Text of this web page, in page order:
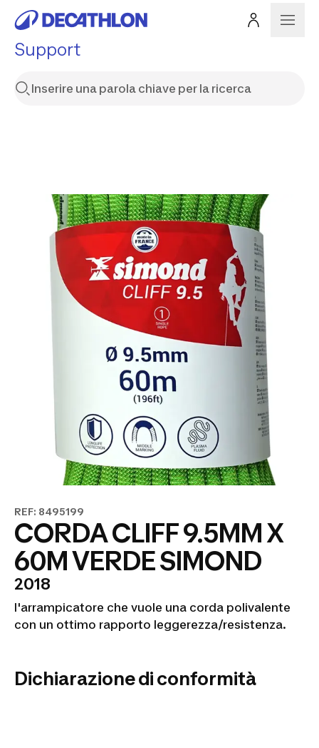
Support
REF: 8495199
CORDA CLIFF 9.5MM X
60M VERDE SIMOND
2018
l'arrampicatore che vuole una corda polivalente
con un ottimo rapporto leggerezza/resistenza.
Dichiarazione di conformità